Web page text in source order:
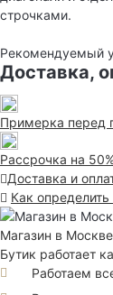
строчками.
Рекомендуемый
Доставка,
Примерка перед
Рассрочка на
Доставка и
Как
Магазин в Москве
Бутик работает
Работаем